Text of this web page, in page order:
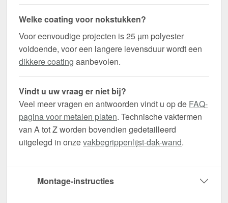
Welke coating voor nokstukken?
Voor eenvoudige projecten is 25 µm polyester
voldoende, voor een langere levensduur wordt een
dikkere coating aanbevolen.
Vindt u uw vraag er niet bij?
Veel meer vragen en antwoorden vindt u op de FAQ-
pagina voor metalen platen. Technische vaktermen
van A tot Z worden bovendien gedetailleerd
uitgelegd in onzevakbegrippenlijst-dak-wand.
Montage-instructies